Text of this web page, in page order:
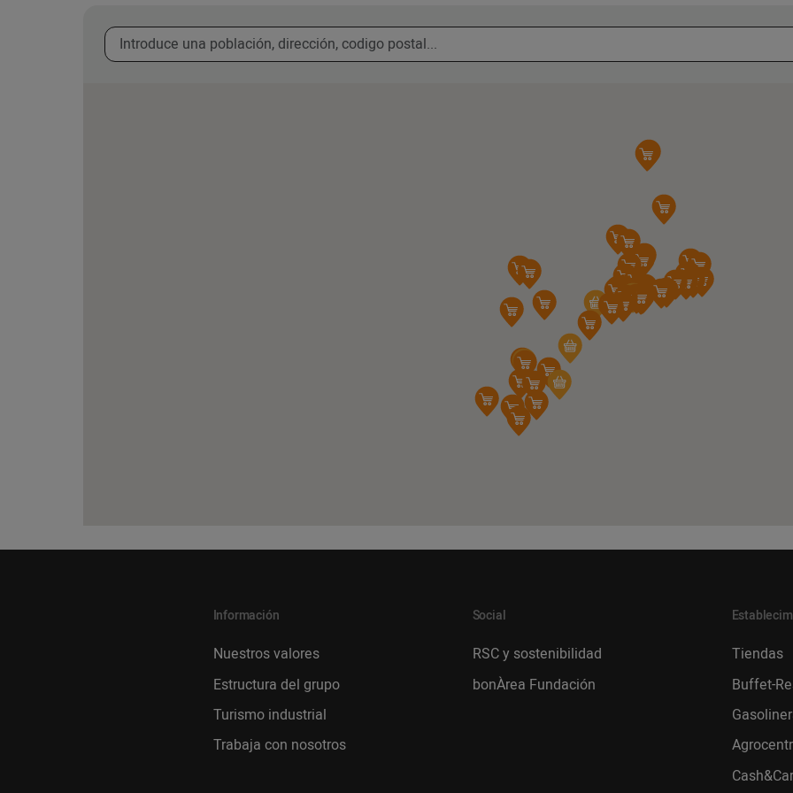
Información
Nuestros valores
Estructura del grupo
Turismo industrial
Trabaja con nosotros
Social
RSC y sostenibilidad
bonÀrea Fundación
Tiendas
Buffet-